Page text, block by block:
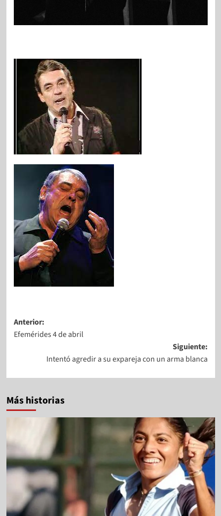
Anterior:
Efemérides 4 de abril
Siguiente:
Intentó agredir a su expareja con un arma blanca
Más historias